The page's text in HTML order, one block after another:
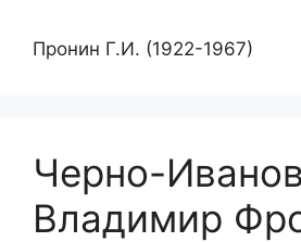
Пронин Г.И. (1922-1967)
Черно-Иванов
Владимир